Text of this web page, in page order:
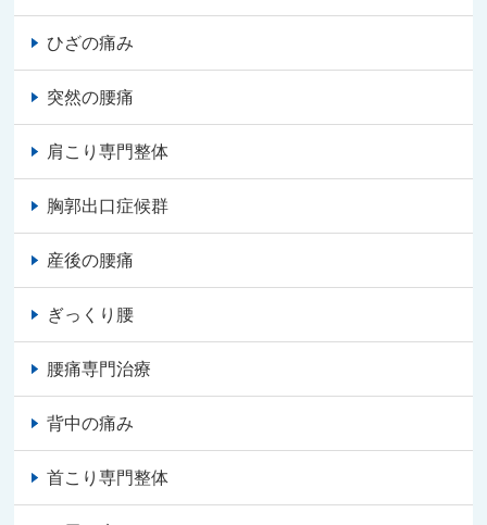
ひざの痛み
突然の腰痛
肩こり専門整体
胸郭出口症候群
産後の腰痛
ぎっくり腰
腰痛専門治療
背中の痛み
首こり専門整体